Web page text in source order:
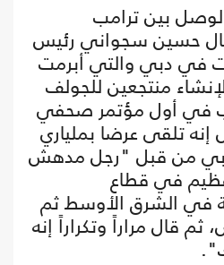
بين ترامب
حسين سجواني رئيس
في دبي والتي أبرمت
منتجعين للجولف
في أول مؤتمر صحفي
إنه تلقى عرضا بملياري
من قبل "رجل مدهش
في قطاع
في الشرق الأوسط ثم
قال مراراً وتكراراً إنه